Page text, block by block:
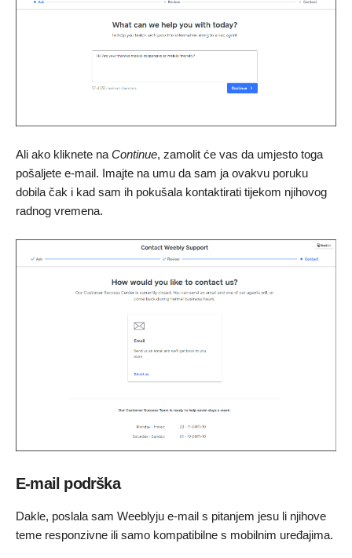
Ali ako kliknete na Continue, zamolit će vas da umjesto toga
pošaljete e-mail. Imajte na umu da sam ja ovakvu poruku
dobila čak i kad sam ih pokušala kontaktirati tijekom njihovog
radnog vremena.
E-mail podrška
Dakle, poslala sam Weeblyju e-mail s pitanjem jesu li njihove
teme responzivne ili samo kompatibilne s mobilnim uređajima.